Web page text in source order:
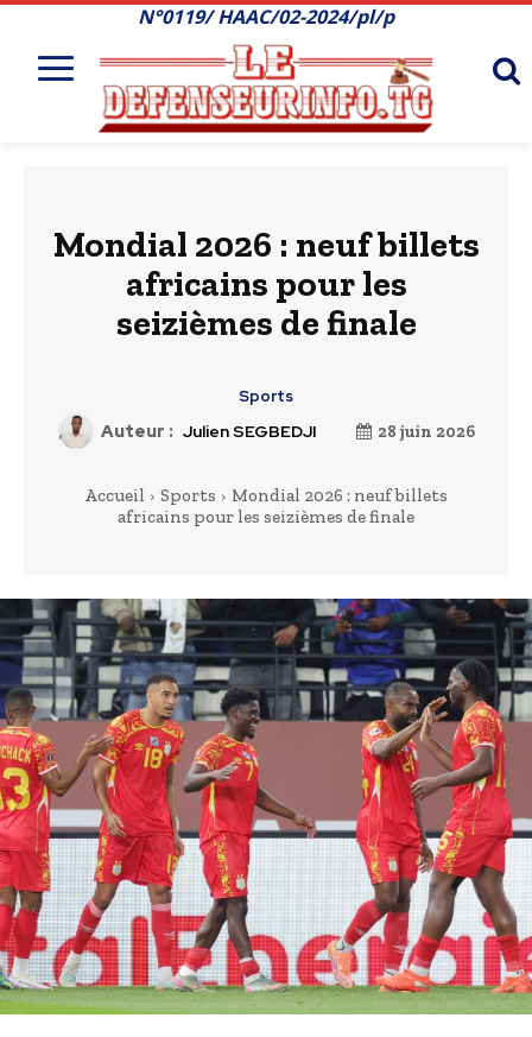
N°0119/ HAAC/02-2024/pl/p
Mondial 2026 : neuf billets
africains pour les
seizièmes de finale
Sports
Auteur : Julien SEGBEDJI 28 juin 2026
Accueil Sports
Mondial 2026 : neuf billets
africains pour les seizièmes de finale